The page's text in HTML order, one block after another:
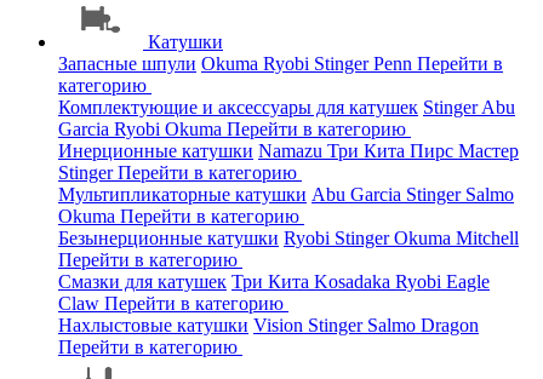
Катушки
Запасные шпули Okuma Ryobi StingerPenn Перейти в
категорию
Комплектующие и аксессуары для катушек StingerAbu
Garcia Ryobi Okuma Перейти в категорию
Инерционные катушки Namazu Три Кита Пирс Мастер
StingerПерейти в категорию
Мультипликаторные катушки Abu Garcia Stinger Salmo
Okuma Перейти в категорию
Безынерционные катушки Ryobi StingerOkuma Mitchell
Перейти в категорию
Смазки для катушек Три Кита Kosadaka Ryobi Eagle
Claw Перейти в категорию
Нахлыстовые катушки Vision Stinger Salmo Dragon
Перейти в категорию